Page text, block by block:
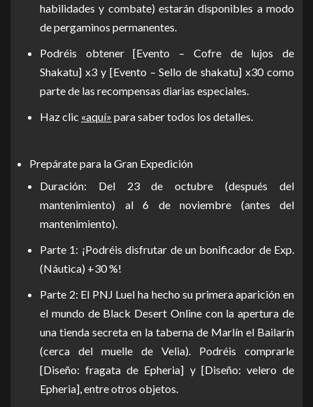
habilidades y combate) estarán disponibles a modo
de pergaminos permanentes.
Podréis obtener [Evento – Cofre de lujos de
Shakatu] x3 y [Evento – Sello de shakatu] x30 como
parte de las recompensas diarias especiales.
Haz clic «aquí» para saber todos los detalles.
Prepárate para la Gran Expedición
Duración: Del 23 de octubre (después del
mantenimiento) al 6 de noviembre (antes del
mantenimiento).
Parte 1: ¡Podréis disfrutar de un bonificador de Exp.
(Náutica) +30 %!
Parte 2: El PNJ Luel ha hecho su primera aparición en
el mundo de Black Desert Online con la apertura de
una tienda secreta en la taberna de Marlín el Bailarín
(cerca del muelle de Velia). Podréis comprarle
[Diseño: fragata de Epheria] y [Diseño: velero de
Epheria], entre otros objetos.